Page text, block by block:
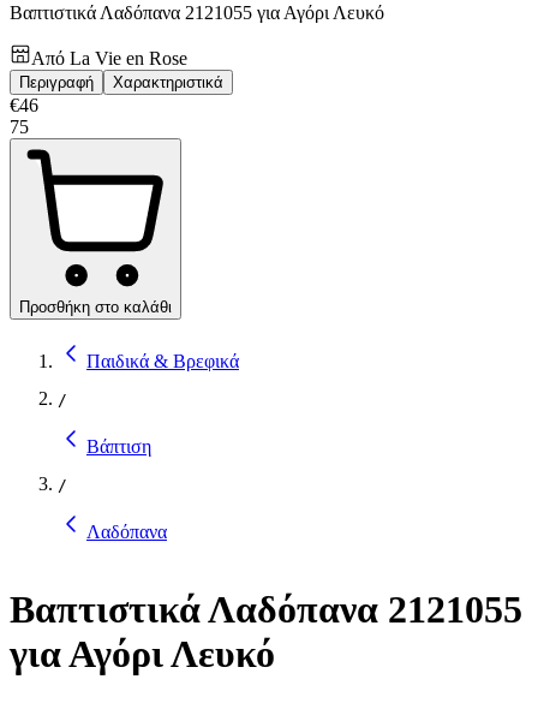
Βαπτιστικά Λαδόπανα 2121055 για Αγόρι Λευκό
Από La Vie en Rose
Περιγραφή Χαρακτηριστικά
€46
75
Προσθήκη στο καλάθι
Παιδικά & Βρεφικά
/
Βάπτιση
/
Λαδόπανα
Βαπτιστικά Λαδόπανα 2121055
για Αγόρι Λευκό